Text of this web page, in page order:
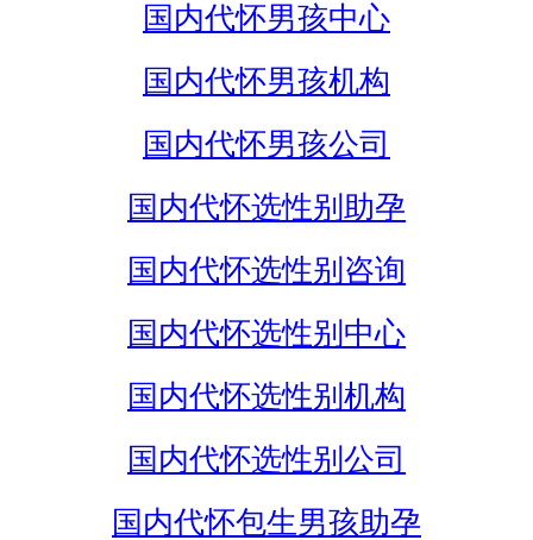
国内代怀男孩中心
国内代怀男孩机构
国内代怀男孩公司
国内代怀选性别助孕
国内代怀选性别咨询
国内代怀选性别中心
国内代怀选性别机构
国内代怀选性别公司
国内代怀包生男孩助孕